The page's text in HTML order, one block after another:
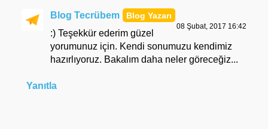
Blog Tecrübem
08 Şubat, 2017 16:42
:) Teşekkür ederim güzel
yorumunuz için. Kendi sonumuzu kendimiz
hazırlıyoruz. Bakalım daha neler göreceğiz...
Yanıtla